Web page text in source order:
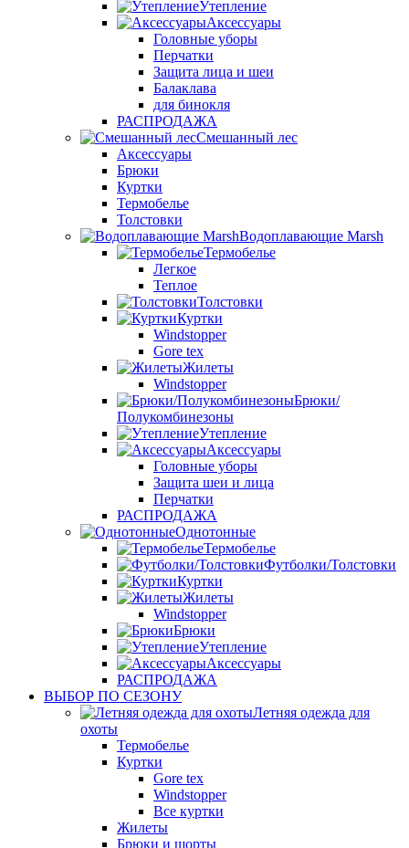
Утепление
Аксессуары
Головные уборы
Перчатки
Защита лица и шеи
Балаклава
для бинокля
РАСПРОДАЖА
Смешанный лес
Аксессуары
Брюки
Куртки
Термобелье
Толстовки
Водоплавающие Marsh
Термобелье
Легкое
Теплое
Толстовки
Куртки
Windstopper
Gore tex
Жилеты
Windstopper
Брюки/
Полукомбинезоны
Утепление
Аксессуары
Головные уборы
Защита шеи и лица
Перчатки
РАСПРОДАЖА
Однотонные
Термобелье
Футболки/Толстовки
Куртки
Жилеты
Windstopper
Брюки
Утепление
Аксессуары
РАСПРОДАЖА
ВЫБОР ПО СЕЗОНУ
Летняя одежда для
охоты
Термобелье
Куртки
Gore tex
Windstopper
Все куртки
Жилеты
Брюки и шорты